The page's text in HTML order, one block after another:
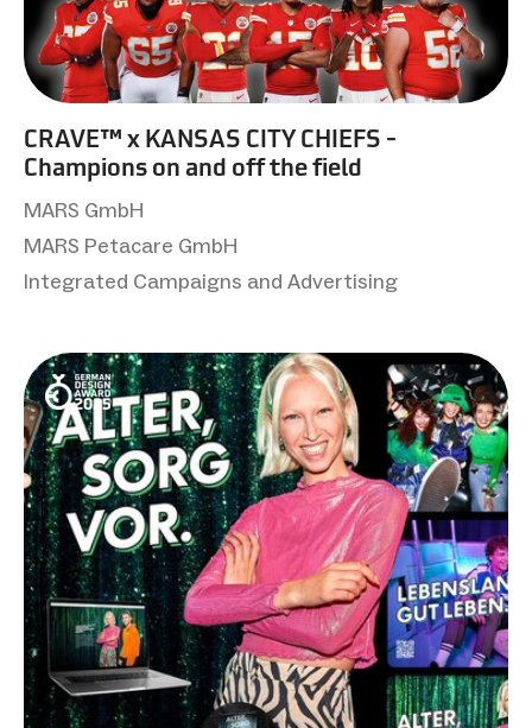
CRAVE™ x KANSAS CITY CHIEFS -
Champions on and off the field
MARS GmbH
MARS Petacare GmbH
Integrated Campaigns and Advertising